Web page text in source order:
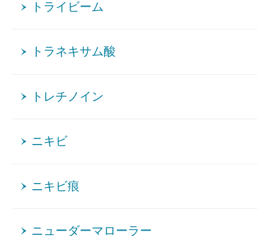
トライビーム
トラネキサム酸
トレチノイン
ニキビ
ニキビ痕
ニューダーマローラー